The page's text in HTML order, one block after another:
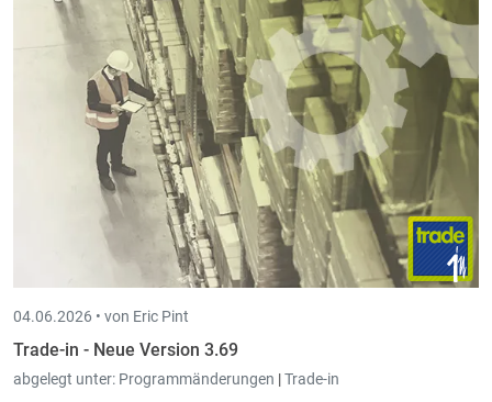
04.06.2026 • von Eric Pint
Trade-in - Neue Version 3.69
abgelegt unter: Programmänderungen |Trade-in